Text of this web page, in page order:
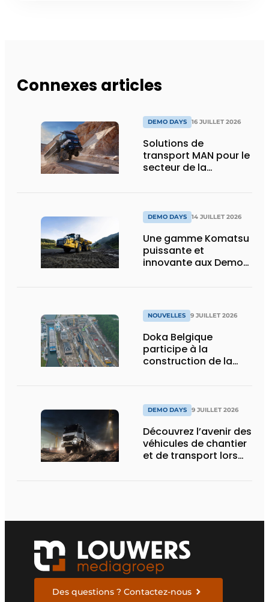
Connexes articles
DEMO DAYS 16 JUILLET 2026
Solutions de
transport MAN pour le
secteur de la
DEMO DAYS 14 JUILLET 2026
Une gamme Komatsu
puissante et
innovante aux Demo
NOUVELLES 9 JUILLET 2026
Doka Belgique
participe à la
construction de la
DEMO DAYS 9 JUILLET 2026
Découvrez l’avenir des
véhicules de chantier
et de transport lors
Des questions ? Contactez-nous